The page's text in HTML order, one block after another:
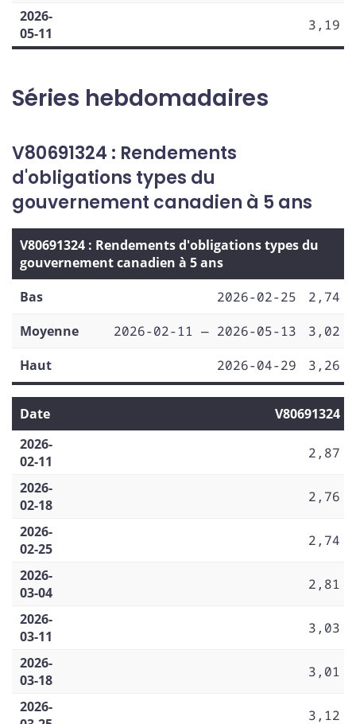
2026-
05-11
3,19
Séries hebdomadaires
V80691324 : Rendements
d'obligations types du
gouvernement canadien à 5 ans
V80691324 : Rendements d'obligations types du
gouvernement canadien à 5 ans
Bas
2026-02-25
2,74
Moyenne
2026-02-11 — 2026-05-13
3,02
Haut
2026-04-29 3,26
Date
V80691324
2026-
02-11
2,87
2026-
02-18
2,76
2026-
02-25
2,74
2026-
03-04
2,81
2026-
03-11
3,03
2026-
03-18
3,01
2026-
3,12